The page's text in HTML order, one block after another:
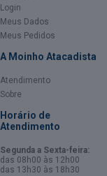
Login
Meus Dados
Meus Pedidos
A Moinho Atacadista
Atendimento
Sobre
Horário de
Atendimento
Segunda a Sexta-feira:
das 08h00 às 12h00
das 13h30 às 18h30